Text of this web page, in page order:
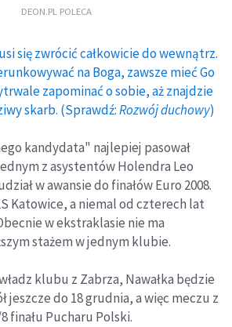
DEON.PL POLECA
się zwrócić całkowicie do wewnątrz.
na Boga, zawsze mieć Go
zapominać o sobie, aż znajdzie
skarb. (Sprawdź:Rozwój duchowy)
kandydata" najlepiej pasował
z asystentów Holendra Leo
w awansie do finałów Euro 2008.
Katowice, a niemal od czterech lat
w ekstraklasie nie ma
stażem w jednym klubie.
klubu z Zabrza, Nawałka będzie
jeszcze do 18 grudnia, a więc meczu z
finału Pucharu Polski.